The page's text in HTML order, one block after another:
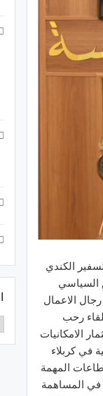
الانباري رئيس غرفة تجارة كربلاء المقدسة في مكتبه اليوم الثلاثاء الموافق 15 من كانون الاول 2020 السفير الكندي
السياسي
الاعمال
رحب
الامكانيات
في كربلاء
المهمة
في المساهمة